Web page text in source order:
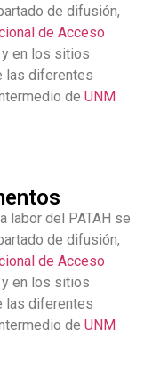
de difusión,
de Acceso
en los sitios
las diferentes
de UNM
labor del PATAH se
de difusión,
de Acceso
en los sitios
las diferentes
de UNM